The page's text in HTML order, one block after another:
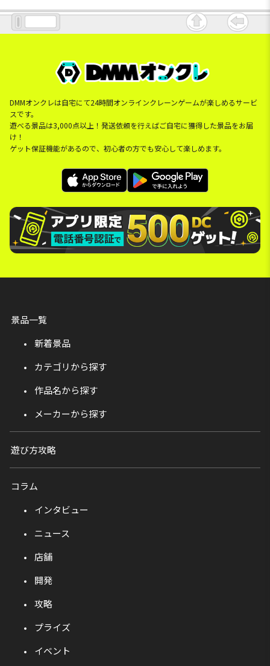
DMMオンクレは自宅にて24時間オンラインクレーンゲームが楽しめるサービ
スです。
遊べる景品は3,000点以上！発送依頼を行えばご自宅に獲得した景品をお届
け！
ゲット保証機能があるので、初心者の方でも安心して楽しめます。
景品一覧
新着景品
カテゴリから探す
作品名から探す
メーカーから探す
遊び方攻略
コラム
インタビュー
ニュース
店舗
開発
攻略
プライズ
イベント